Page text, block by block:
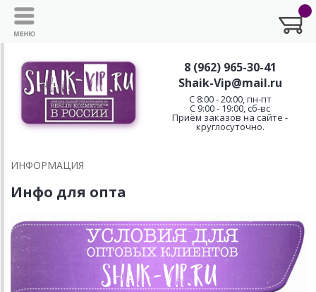
8 (962) 965-30-41
Shaik-Vip@mail.ru
C 8:00 - 20:00, пн-пт
С 9:00 - 19:00, сб-вс
Приём заказов на сайте -
круглосуточно.
ИНФОРМАЦИЯ
Инфо для опта